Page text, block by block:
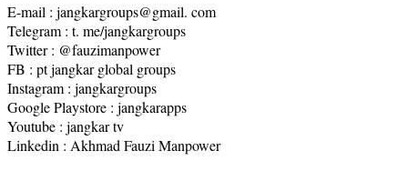
E-mail : jangkargroups@gmail. com
Telegram : t. me/jangkargroups
Twitter : @fauzimanpower
FB : pt jangkar global groups
Instagram : jangkargroups
Google Playstore : jangkarapps
Youtube : jangkar tv
Linkedin : Akhmad Fauzi Manpower